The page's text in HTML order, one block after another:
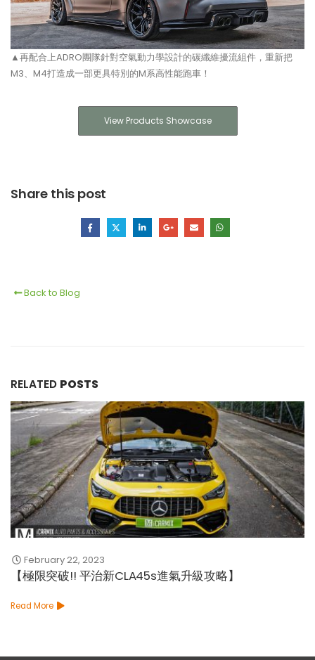
▲再配合上ADRO團隊針對空氣動力學設計的碳纖維擾流組件，重新把
M3、M4打造成一部更具特別的M系高性能跑車！
View Products Showcase
Share this post
Back to Blog
RELATED POSTS
February 22, 2023
【極限突破!! 平治新CLA45s進氣升級攻略】
Read More